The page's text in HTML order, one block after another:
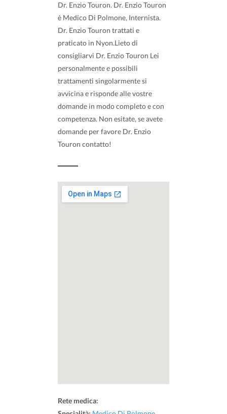
Dr. Enzio Touron. Dr. Enzio Touron
è Medico Di Polmone, Internista.
Dr. Enzio Touron trattati e
praticato in Nyon.Lieto di
consigliarvi Dr. Enzio Touron Lei
personalmente e possibili
trattamenti singolarmente si
avvicina e risponde alle vostre
domande in modo completo e con
competenza. Non esitate, se avete
domande per favore Dr. Enzio
Touron contatto!
Rete medica: